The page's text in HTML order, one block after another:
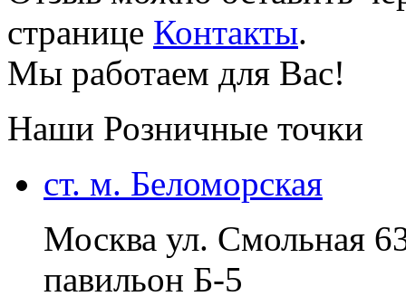
странице Контакты.
Мы работаем для Вас!
Наши Розничные точки
ст. м. Беломорская
Москва ул. Смольная
павильон Б-5